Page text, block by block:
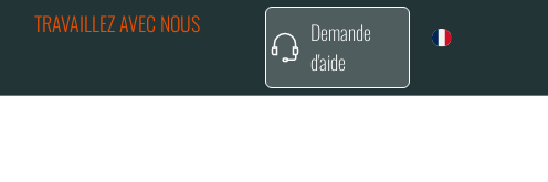
TRAVAILLEZ AVEC NOUS
Demande
d'aide